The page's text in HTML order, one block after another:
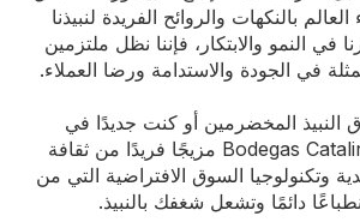
بالنكهات والروائح الفريدة لنبيذنا
في النمو والابتكار، فإننا نظل ملتزمين
في الجودة والاستدامة ورضا العملاء.
المخضرمين أو كنت جديدًا في
عالم النبيذ، يقدم Bodegas Catalina مزيجًا فريدًا من ثقافة
وتكنولوجيا السوق الافتراضية التي من
دائمًا وتشعل شغفك بالنبيذ.